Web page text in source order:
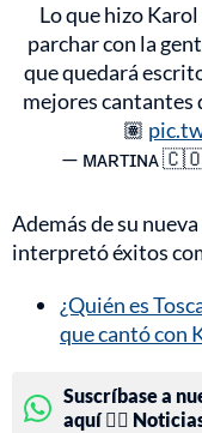
Lo que hizo
parchar con la
que quedará
mejores cantantes
🏽
— ᴍᴀʀᴛɪɴᴀ
Además de su
interpretó éxitos
¿Quién es
que cantó con
Suscríbase a
aquí 👉🏻